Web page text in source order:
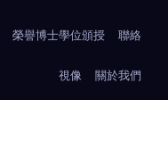
榮譽博士學位頒授 聯絡
視像 關於我們